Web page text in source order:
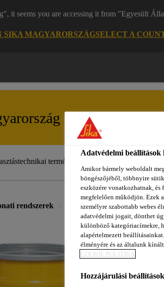
it seems you are accessing it from "Egyesült
SIKA MAGYARORSZÁGSELECT A
termékek
rendszerek Termékcsoportok szerint
Adatvédelmi beállítások
Amikor bármely weboldalt
böngészőjéből, többnyire
eszközére vonatkozhatnak,
megfelelően működjön. Ezek
személyre szabottabb webes
adatvédelmi jogait, dönthet
különböző kategóriacímekre,
alapértelmezett
élményére és az általunk
COOKIE POLITIKA
Hozzájárulási beállítások